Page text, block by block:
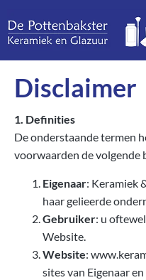
Disclaimer
1. Definities
De onderstaande termen
voorwaarden de volgende
Eigenaar: Keramiek
haar gelieerde
Gebruiker: u
Website.
Website:
sites van Eigenaar